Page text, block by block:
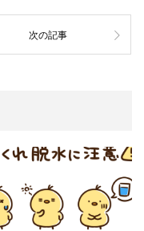
次の記事